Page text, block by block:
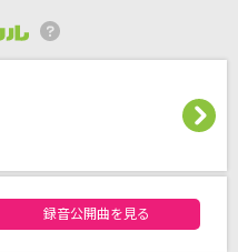
録音公開曲を見る